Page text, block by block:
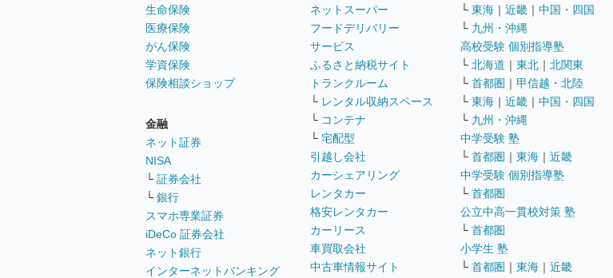
生命保険
医療保険
がん保険
学資保険
保険相談ショップ
金融
ネット証券
NISA
└ 証券会社
└ 銀行
スマホ専業証券
iDeCo 証券会社
ネット銀行
インターネットバンキング
ネットスーパー
フードデリバリー
サービス
ふるさと納税サイト
トランクルーム
└ レンタル収納スペース
└ コンテナ
└ 宅配型
引越し会社
カーシェアリング
レンタカー
格安レンタカー
カーリース
車買取会社
中古車情報サイト
└ 東海 ｜ 近畿 ｜ 中国・四国
└ 九州・沖縄
高校受験 個別指導塾
└ 北海道 ｜ 東北 ｜ 北関東
└ 首都圏 ｜ 甲信越・北陸
└ 東海 ｜ 近畿 ｜ 中国・四国
└ 九州・沖縄
中学受験 塾
└ 首都圏 ｜ 東海 ｜ 近畿
中学受験 個別指導塾
└ 首都圏
公立中高一貫校対策 塾
└ 首都圏
小学生 塾
└ 首都圏 ｜ 東海 ｜ 近畿